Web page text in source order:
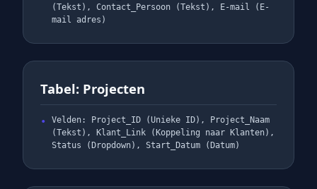
(Tekst), Contact_Persoon (Tekst), E-mail (E-
mail adres)
Tabel: Projecten
Velden: Project_ID (Unieke ID), Project_Naam
(Tekst), Klant_Link (Koppeling naar Klanten),
Status (Dropdown), Start_Datum (Datum)